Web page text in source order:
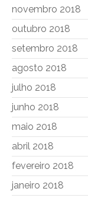
novembro 2018
outubro 2018
setembro 2018
agosto 2018
julho 2018
junho 2018
maio 2018
abril 2018
fevereiro 2018
janeiro 2018